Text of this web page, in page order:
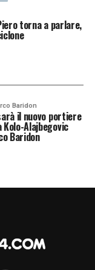
torna a parlare,
Baridon
il nuovo portiere
Alajbegovic
Baridon